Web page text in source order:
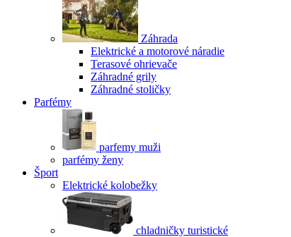
Záhrada
Elektrické a motorové náradie
Terasové ohrievače
Záhradné grily
Záhradné stoličky
Parfémy
parfemy muži
parfémy ženy
Šport
Elektrické kolobežky
chladničky turistické